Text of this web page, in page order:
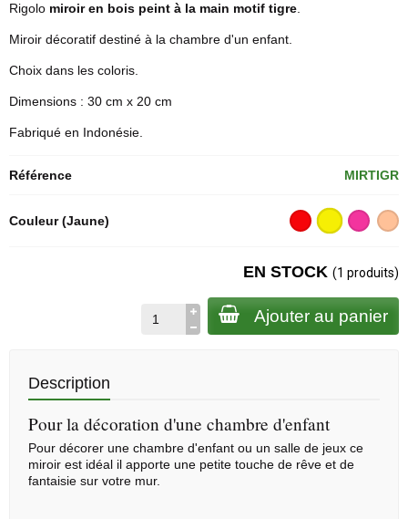
Rigolo miroir en bois peint à la main motif tigre
Miroir décoratif destiné à la chambre d'un enfant.
Choix dans les coloris.
Dimensions : 30 cm x 20 cm
Fabriqué en Indonésie.
Référence MIRTIGR
Couleur (Jaune)
EN STOCK (1 produits)
Ajouter au panier
Description
Pour la décoration d'une chambre d'enfant
Pour décorer une chambre d'enfant ou un salle de jeux ce
miroir est idéal il apporte une petite touche de rêve et de
fantaisie sur votre mur.